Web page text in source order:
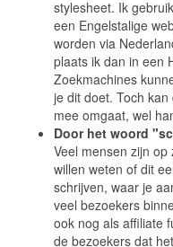
stylesheet. Ik
een Engelstalige
worden via
plaats ik dan in een
Zoekmachines
je dit doet. Toch
mee omgaat, wel
Door het woord
Veel mensen zijn
willen weten of dit
schrijven, waar je
veel bezoekers
ook nog als affiliate
de bezoekers dat